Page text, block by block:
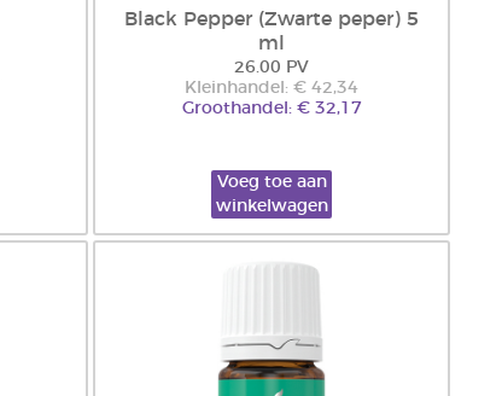
Black Pepper (Zwarte peper) 5
ml
26.00 PV
Kleinhandel: € 42,34
Groothandel: € 32,17
Voeg toe aan
winkelwagen